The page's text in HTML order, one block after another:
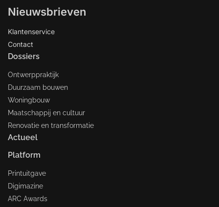
Nieuwsbrieven
Klantenservice
Contact
Dossiers
Ontwerppraktijk
Duurzaam bouwen
Woningbouw
Maatschappij en cultuur
Renovatie en transformatie
Actueel
Platform
Printuitgave
Digimazine
ARC Awards